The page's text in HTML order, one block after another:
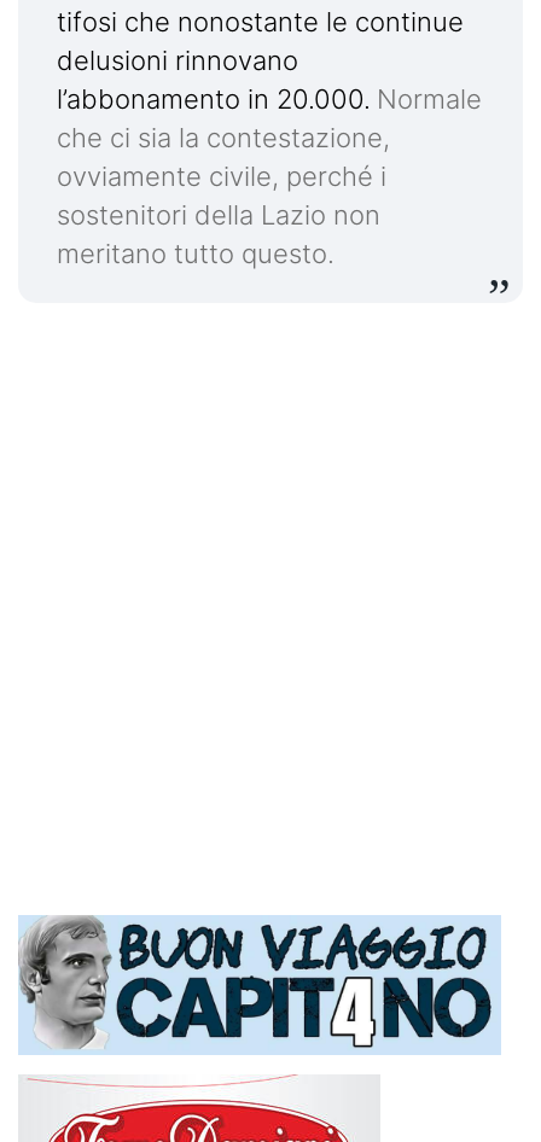
tifosi che nonostante le continue
delusioni rinnovano
l’abbonamento in 20.000. Normale
che ci sia la contestazione,
ovviamente civile, perché i
sostenitori della Lazio non
meritano tutto questo.